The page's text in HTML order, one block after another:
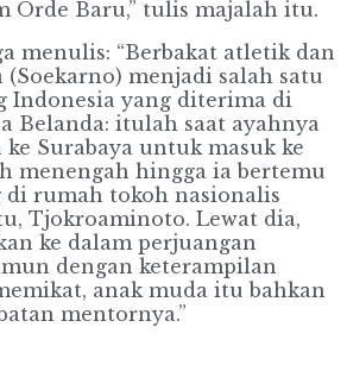
Orde Baru,” tulis majalah itu.
menulis: “Berbakat atletik dan
(Soekarno) menjadi salah satu
Indonesia yang diterima di
Belanda: itulah saat ayahnya
Surabaya untuk masuk ke
menengah hingga ia bertemu
di rumah tokoh nasionalis
Tjokroaminoto. Lewat dia,
ke dalam perjuangan
dengan keterampilan
anak muda itu bahkan
mentornya.”